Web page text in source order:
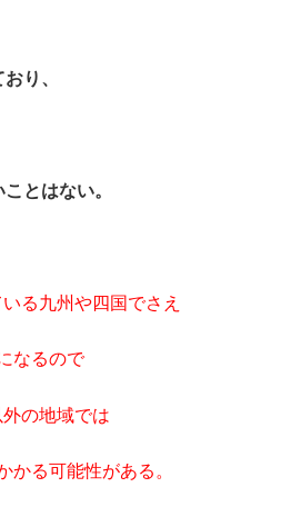
り、
とはない。
る九州や四国でさえ
なるので
の地域では
かる可能性がある。